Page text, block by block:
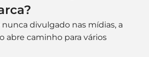
divulgado nas mídias, a
abre caminho para vários